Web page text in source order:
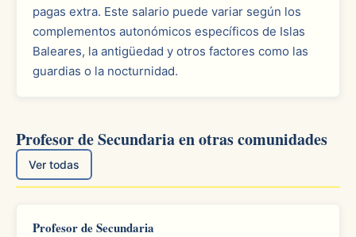
pagas extra. Este salario puede variar según los
complementos autonómicos específicos de Islas
Baleares, la antigüedad y otros factores como las
guardias o la nocturnidad.
Profesor de Secundaria en otras comunidades
Ver todas
Profesor de Secundaria